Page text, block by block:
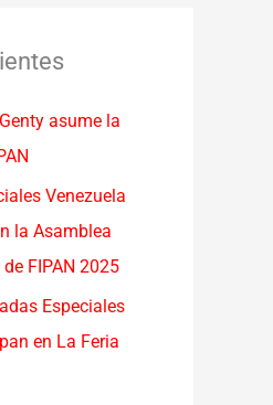
asume la
Venezuela
la Asamblea
FIPAN 2025
Especiales
en La Feria